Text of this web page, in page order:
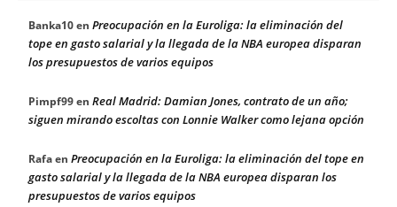
Banka10en Preocupación en la Euroliga: la eliminación del
tope en gasto salarial y la llegada de la NBA europea disparan
los presupuestos de varios equipos
Pimpf99en Real Madrid: Damian Jones, contrato de un año;
siguen mirando escoltas con Lonnie Walker como lejana opción
Rafaen Preocupación en la Euroliga: la eliminación del tope en
gasto salarial y la llegada de la NBA europea disparan los
presupuestos de varios equipos